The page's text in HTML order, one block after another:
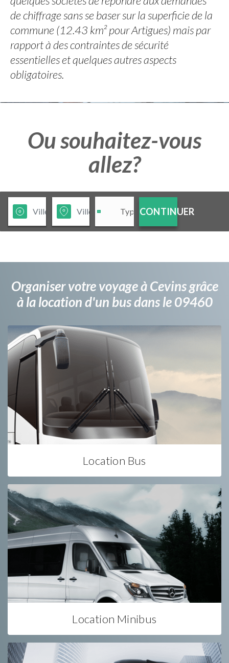
de chiffrage sans se baser sur la superficie de la
commune (12.43 km² pour Artigues) mais par
rapport à des contraintes de sécurité
essentielles et quelques autres aspects
obligatoires.
Ou souhaitez-vous
allez?
CONTINUER
Organiser votre voyage à Cevins grâce
à la location d'un bus dans le 09460
Location Bus
Location Minibus